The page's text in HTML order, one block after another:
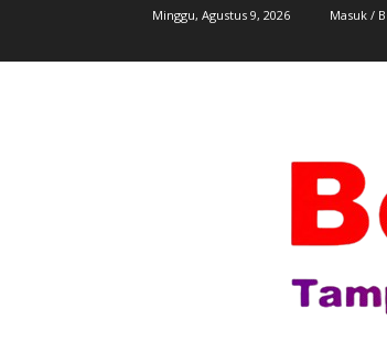
Minggu, Agustus 9, 2026 Masuk /